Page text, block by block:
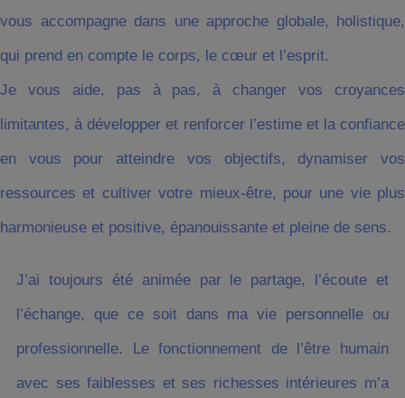
vous accompagne dans une approche globale, holistique,
qui prend en compte le corps, le cœur et l’esprit.
Je vous aide, pas à pas, à changer vos croyances
limitantes, à développer et renforcer l’estime et la confiance
en vous pour atteindre vos objectifs, dynamiser vos
ressources et cultiver votre mieux-être, pour une vie plus
harmonieuse et positive, épanouissante et pleine de sens.
J’ai toujours été animée par le partage, l’écoute et
l’échange, que ce soit dans ma vie personnelle ou
professionnelle. Le fonctionnement de l’être humain
avec ses faiblesses et ses richesses intérieures m’a